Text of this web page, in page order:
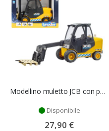
Modellino muletto JCB con pallet - Bruder
Disponibile
27,90 €